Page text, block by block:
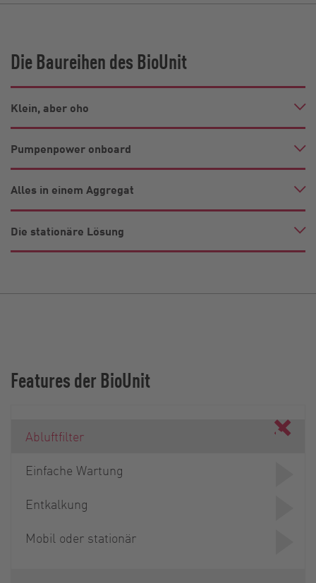
Die Baureihen des BioUnit
Klein, aber oho
Pumpenpower onboard
Alles in einem Aggregat
Die stationäre Lösung
Features der BioUnit
Abluftfilter
Einfache Wartung
Entkalkung
Mobil oder stationär